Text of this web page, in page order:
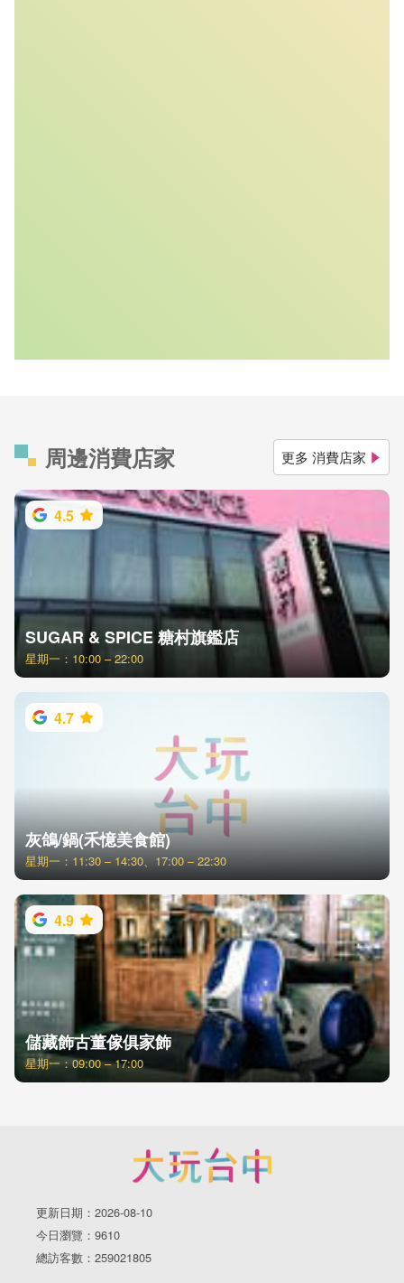
周邊消費店家 更多 消費店家
4.5
SUGAR & SPICE 糖村旗鑑店
星期一：10:00 – 22:00
4.7
灰鴿/鍋(禾憶美食館)
星期一：11:30 – 14:30、17:00 – 22:30
4.9
儲藏飾古董傢俱家飾
星期一：09:00 – 17:00
更新日期：2026-08-10
今日瀏覽：9610
總訪客數：259021805